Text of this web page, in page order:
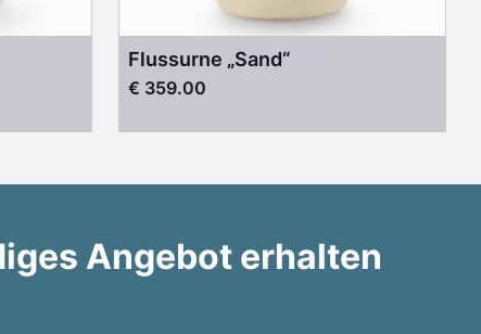
Flussurne „Sand“
€ 359.00
Angebot erhalten